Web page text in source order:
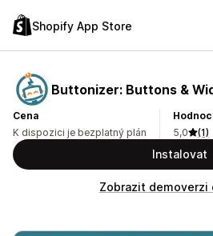
Shopify App Store
Buttonizer: Buttons &
Cena
K dispozici je bezplatný plán
5,0
(1)
Instalovat
Zobrazit demoverzi